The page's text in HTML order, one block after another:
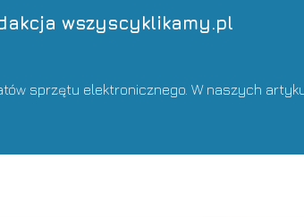
wszyscyklikamy.pl
sprzętu elektronicznego. W naszych